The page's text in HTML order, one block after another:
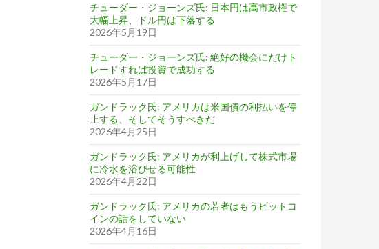
チューダー・ジョーンズ氏: 日本円は高市政権で
大幅上昇、ドル円は下落する
2026年5月19日
チューダー・ジョーンズ氏: 絶好の機会にだけト
レードすれば投資で成功する
2026年5月17日
ガンドラック氏: アメリカは米国債の利払いを停
止する、そしてそうすべきだ
2026年4月25日
ガンドラック氏: アメリカが利上げして株式市場
に冷水を浴びせる可能性
2026年4月22日
ガンドラック氏: アメリカの若者はもうビットコ
インの話をしていない
2026年4月16日